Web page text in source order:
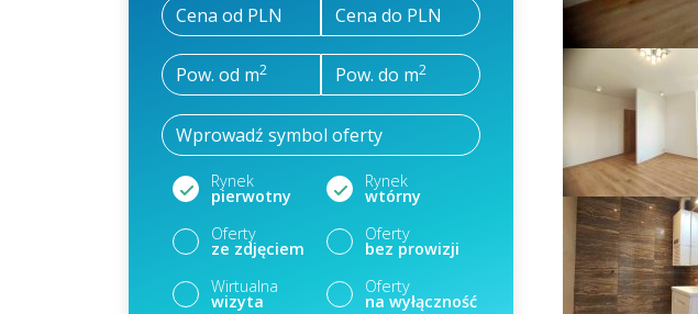
Cena od PLN Cena do PLN
Pow. od m2 Pow. do m2
Rynek
pierwotny
Rynek
wtórny
Oferty
ze zdjęciem
Oferty
bez prowizji
Wirtualna
wizyta
Oferty
na wyłączność